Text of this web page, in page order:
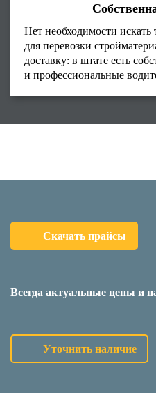
Нет необходимости
для перевозки
доставку: в штате есть
и профессиональные
Скачать прайсы
Всегда актуальные цены и
Уточнить наличие